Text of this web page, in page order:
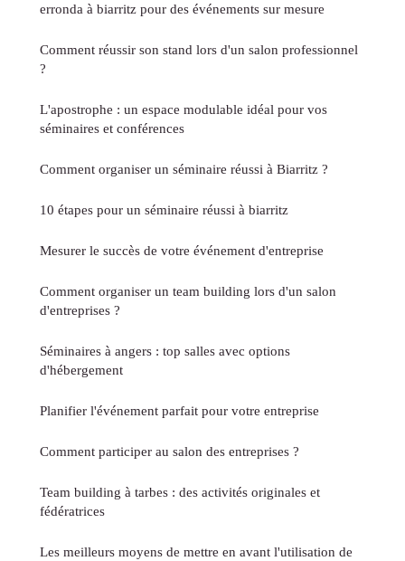
erronda à biarritz pour des événements sur mesure
Comment réussir son stand lors d'un salon professionnel
?
L'apostrophe : un espace modulable idéal pour vos
séminaires et conférences
Comment organiser un séminaire réussi à Biarritz ?
10 étapes pour un séminaire réussi à biarritz
Mesurer le succès de votre événement d'entreprise
Comment organiser un team building lors d'un salon
d'entreprises ?
Séminaires à angers : top salles avec options
d'hébergement
Planifier l'événement parfait pour votre entreprise
Comment participer au salon des entreprises ?
Team building à tarbes : des activités originales et
fédératrices
Les meilleurs moyens de mettre en avant l'utilisation de